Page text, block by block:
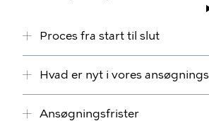
Proces fra start til slut
Hvad er nyt i vores
Ansøgningsfrister